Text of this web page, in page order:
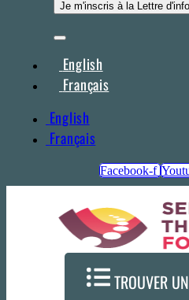
English
Français
English
Français
Facebook-f
TROUVER